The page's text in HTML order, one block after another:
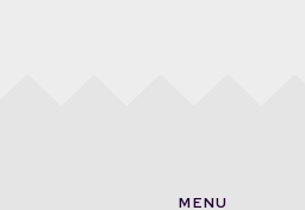
MENU